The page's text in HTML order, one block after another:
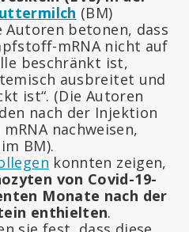
(BM)
betonen, dass
mRNA nicht auf
beschränkt ist,
ausbreitet und
ist“. (Die Autoren
nach der Injektion
nachweisen,
BM).
konnten zeigen,
von Covid-19-
Monate nach der
enthielten.